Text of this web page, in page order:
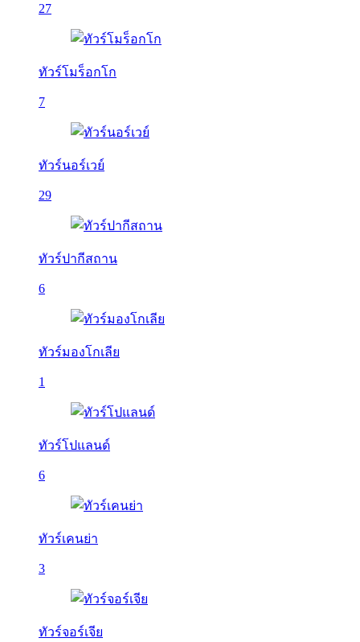
27
ทัวร์โมร็อกโก
7
ทัวร์นอร์เวย์
29
ทัวร์ปากีสถาน
6
ทัวร์มองโกเลีย
1
ทัวร์โปแลนด์
6
ทัวร์เคนย่า
3
ทัวร์จอร์เจีย